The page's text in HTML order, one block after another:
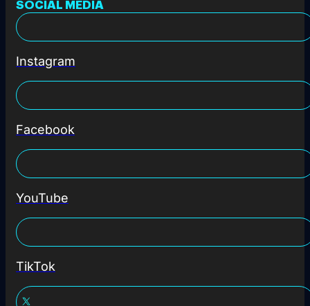
SOCIAL MEDIA
Instagram
Facebook
YouTube
TikTok